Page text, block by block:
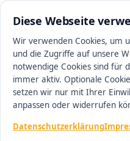
Diese Webseite
Wir verwenden Cookies, um
und die Zugriffe auf unsere
notwendige Cookies sind für
immer aktiv. Optionale
setzen wir nur mit Ihrer
anpassen oder widerrufen
Datenschutzerklärung